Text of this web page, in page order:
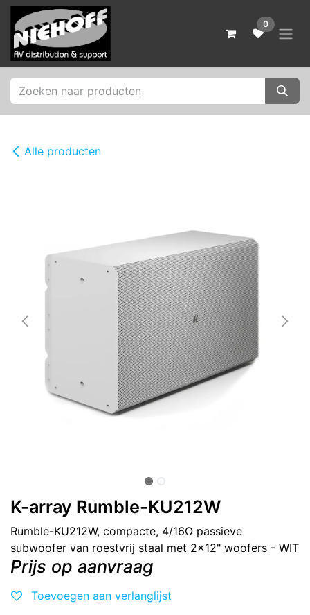
Overslaan naar inhoud
0
Alle producten
K-array Rumble-KU212W
Rumble-KU212W, compacte, 4/16Ω passieve
subwoofer van roestvrij staal met 2x12" woofers - WIT
Prijs op aanvraag
Toevoegen aan verlanglijst